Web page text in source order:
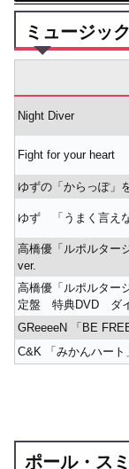
ミュージッ
Night Diver
Fight for your heart
ゆずの「からっぽ」
ゆず 「うまく言えな
高橋優「ルポルター
ver.
高橋優「ルポルター
定盤 特典DVD ダ
GReeeeN 「BE FREE
C&K 「みかんハート
ポール・ス